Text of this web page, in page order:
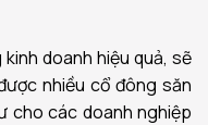
doanh hiệu quả, sẽ
nhiều cổ đông săn
cho các doanh nghiệp